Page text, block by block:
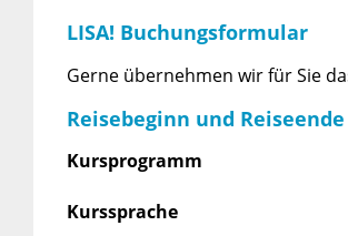
LISA! Buchungsformular
Gerne übernehmen wir für Sie
Reisebeginn und Reiseende
Kursprogramm
Kurssprache